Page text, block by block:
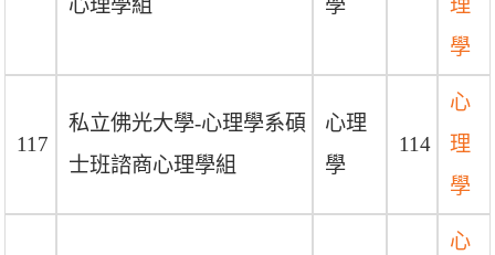
心理學組
學
理
學
117
私立佛光大學-心理學系碩
士班諮商心理學組
心理
學
114
心
理
學
心